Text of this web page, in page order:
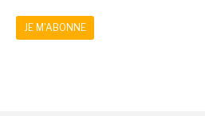
JE M'ABONNE